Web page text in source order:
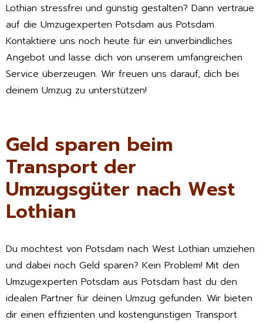
Lothian stressfrei und günstig gestalten? Dann vertraue
auf die Umzugexperten Potsdam aus Potsdam.
Kontaktiere uns noch heute für ein unverbindliches
Angebot und lasse dich von unserem umfangreichen
Service überzeugen. Wir freuen uns darauf, dich bei
deinem Umzug zu unterstützen!
Geld sparen beim
Transport der
Umzugsgüter nach West
Lothian
Du möchtest von Potsdam nach West Lothian umziehen
und dabei noch Geld sparen? Kein Problem! Mit den
Umzugexperten Potsdam aus Potsdam hast du den
idealen Partner für deinen Umzug gefunden. Wir bieten
dir einen effizienten und kostengünstigen Transport